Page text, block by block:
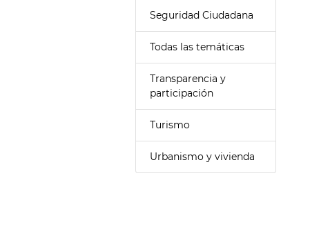
Seguridad Ciudadana
Todas las temáticas
Transparencia y
participación
Turismo
Urbanismo y vivienda